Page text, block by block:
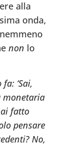
alla
onda,
non lo
‘Sai,
monetaria
fatto
pensare
No,